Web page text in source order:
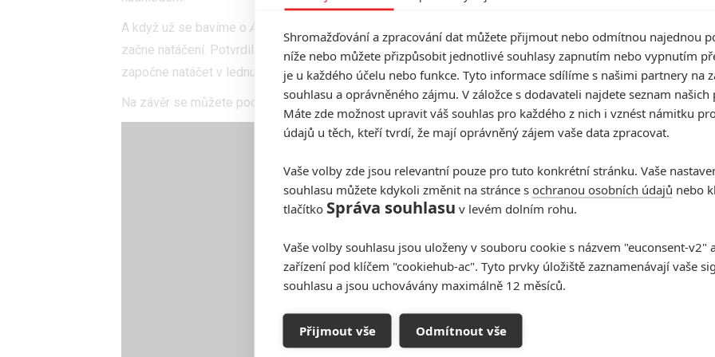
A když už se bavíme o Ant-Manovi 3
začne natáčení. Potvrdil to totiž představitel Hanka PymaMichael Douglas
, podle kterého se
započne natáčet v lednu 2021.
Na závěr se můžete podívat na vtipný rozhovor sPaulem Ruddemz talk show Conana O’Briena.
Shromažďování a zpracování dat můžete přijmout nebo odmítnou najednou
níže nebo můžete přizpůsobit jednotlivé souhlasy zapnutím nebo vypnutím
je u každého účelu nebo funkce. Tyto informace sdílíme s našimi partnery na
souhlasu a oprávněného zájmu. V záložce s dodavateli najdete seznam našich
Máte zde možnost upravit váš souhlas pro každého z nich i vznést námitku
údajů u těch, kteří tvrdí, že mají oprávněný zájem vaše data zpracovat.
Vaše volby zde jsou relevantní pouze pro tuto konkrétní stránku. Vaše
souhlasu můžete kdykoli změnit na stránce s ochranou osobních údajů nebo
tlačítko Správa souhlasu v levém dolním rohu.
Vaše volby souhlasu jsou uloženy v souboru cookie s názvem "euconsent-v2"
zařízení pod klíčem "cookiehub-ac". Tyto prvky úložiště zaznamenávají vaše
souhlasu a jsou uchovávány maximálně 12 měsíců.
Přijmout vše Odmítnout vše